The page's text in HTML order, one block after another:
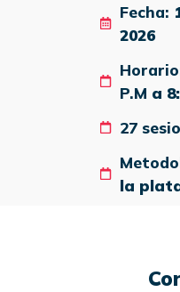
Fecha:
2026
P.M a
27
la